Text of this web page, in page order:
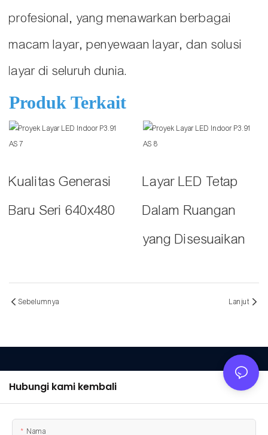
profesional, yang menawarkan berbagai
macam layar, penyewaan layar, dan solusi
layar di seluruh dunia.
Produk Terkait
Kualitas Generasi
Baru Seri 640x480
Layar LED Tetap
Dalam Ruangan
yang Disesuaikan
Sebelumnya Lanjut
Hubungi kami kembali
Nama